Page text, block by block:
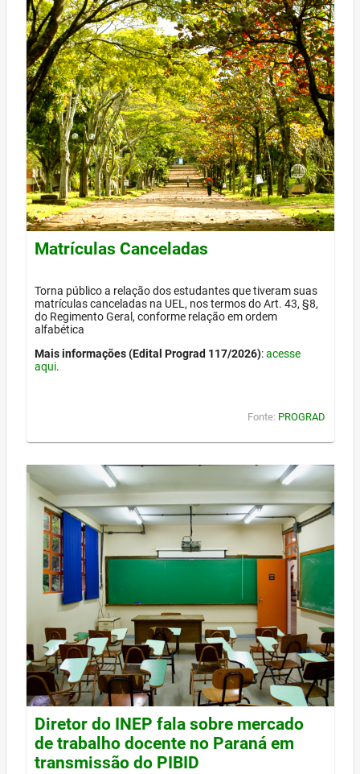
Matrículas Canceladas
Torna público a relação dos estudantes que tiveram suas
matrículas canceladas na UEL, nos termos do Art. 43, §8,
do Regimento Geral, conforme relação em ordem
alfabética
Mais informações (Edital Prograd 117/2026):acesse
aqui.
Fonte: PROGRAD
Diretor do INEP fala sobre mercado
de trabalho docente no Paraná em
transmissão do PIBID